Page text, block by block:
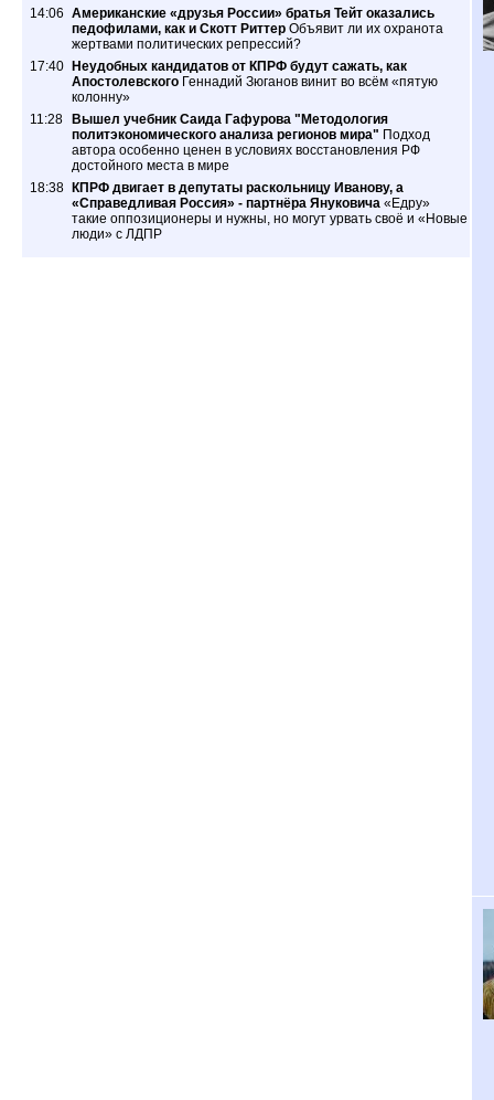
14:06 Американские «друзья России» братья Тейт оказались
педофилами, как и Скотт Риттер Объявит ли их охранота
жертвами политических репрессий?
17:40 Неудобных кандидатов от КПРФ будут сажать, как
Апостолевского Геннадий Зюганов винит во всём «пятую
колонну»
11:28 Вышел учебник Саида Гафурова "Методология
политэкономического анализа регионов мира" Подход
автора особенно ценен в условиях восстановления РФ
достойного места в мире
18:38 КПРФ двигает в депутаты раскольницу Иванову, а
«Справедливая Россия» - партнёра Януковича «Едру»
такие оппозиционеры и нужны, но могут урвать своё и «Новые
люди» с ЛДПР